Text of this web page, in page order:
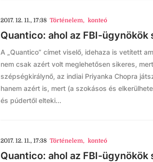
2017. 12. 11., 17:38 Történelem, konteó
Quantico: ahol az FBI-ügynökök
A „Quantico” címet viselő, idehaza is vetített
nem csak azért volt meglehetősen sikeres,
szépségkirálynő, az indiai Priyanka Chopra
hanem azért is, mert (a szokásos és
és púdertől elteki...
2017. 12. 11., 17:38 Történelem, konteó
Quantico: ahol az FBI-ügynökök